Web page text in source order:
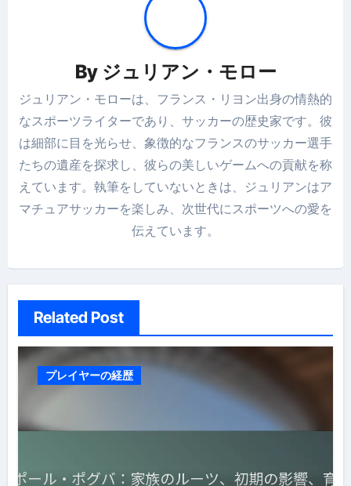
By ジュリアン・モロー
ジュリアン・モローは、フランス・リヨン出身の情熱的
なスポーツライターであり、サッカーの歴史家です。彼
は細部に目を光らせ、象徴的なフランスのサッカー選手
たちの遺産を探求し、彼らの美しいゲームへの貢献を称
えています。執筆をしていないときは、ジュリアンはア
マチュアサッカーを楽しみ、次世代にスポーツへの愛を
伝えています。
Related Post
プレイヤーの経歴